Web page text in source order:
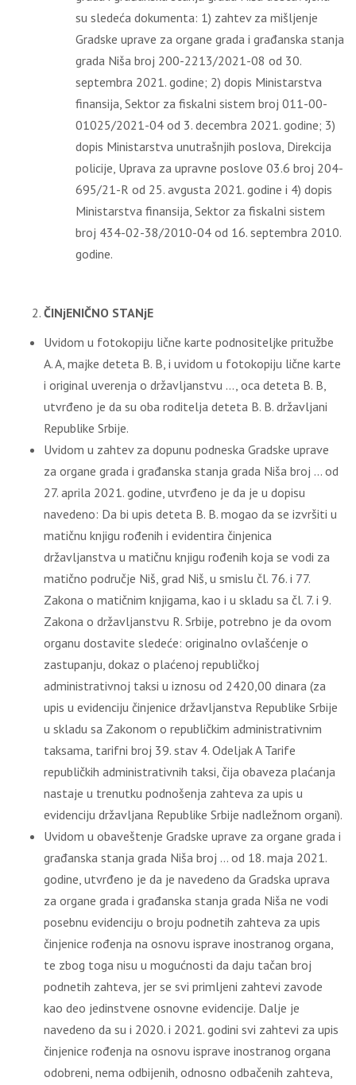
su sledeća dokumenta: 1) zahtev za mišljenje
Gradske uprave za organe grada i građanska stanja
grada Niša broj 200-2213/2021-08 od 30.
septembra 2021. godine; 2) dopis Ministarstva
finansija, Sektor za fiskalni sistem broj 011-00-
01025/2021-04 od 3. decembra 2021. godine; 3)
dopis Ministarstva unutrašnjih poslova, Direkcija
policije, Uprava za upravne poslove 03.6 broj 204-
695/21-R od 25. avgusta 2021. godine i 4) dopis
Ministarstva finansija, Sektor za fiskalni sistem
broj 434-02-38/2010-04 od 16. septembra 2010.
godine.
ČINjENIČNO STANjE
Uvidom u fotokopiju lične karte podnositeljke pritužbe
A. A, majke deteta B. B, i uvidom u fotokopiju lične karte
i original uverenja o državljanstvu …, oca deteta B. B,
utvrđeno je da su oba roditelja deteta B. B. državljani
Republike Srbije.
Uvidom u zahtev za dopunu podneska Gradske uprave
za organe grada i građanska stanja grada Niša broj … od
27. aprila 2021. godine, utvrđeno je da je u dopisu
navedeno: Da bi upis deteta B. B. mogao da se izvršiti u
matičnu knjigu rođenih i evidentira činjenica
državljanstva u matičnu knjigu rođenih koja se vodi za
matično područje Niš, grad Niš, u smislu čl. 76. i 77.
Zakona o matičnim knjigama, kao i u skladu sa čl. 7. i 9.
Zakona o državljanstvu R. Srbije, potrebno je da ovom
organu dostavite sledeće: originalno ovlašćenje o
zastupanju, dokaz o plaćenoj republičkoj
administrativnoj taksi u iznosu od 2420,00 dinara (za
upis u evidenciju činjenice državljanstva Republike Srbije
u skladu sa Zakonom o republičkim administrativnim
taksama, tarifni broj 39. stav 4. Odeljak A Tarife
republičkih administrativnih taksi, čija obaveza plaćanja
nastaje u trenutku podnošenja zahteva za upis u
evidenciju državljana Republike Srbije nadležnom organi).
Uvidom u obaveštenje Gradske uprave za organe grada i
građanska stanja grada Niša broj … od 18. maja 2021.
godine, utvrđeno je da je navedeno da Gradska uprava
za organe grada i građanska stanja grada Niša ne vodi
posebnu evidenciju o broju podnetih zahteva za upis
činjenice rođenja na osnovu isprave inostranog organa,
te zbog toga nisu u mogućnosti da daju tačan broj
podnetih zahteva, jer se svi primljeni zahtevi zavode
kao deo jedinstvene osnovne evidencije. Dalje je
navedeno da su i 2020. i 2021. godini svi zahtevi za upis
činjenice rođenja na osnovu isprave inostranog organa
odobreni, nema odbijenih, odnosno odbačenih zahteva,